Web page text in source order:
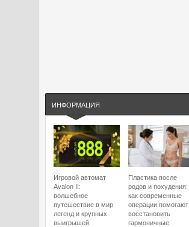
ИНФОРМАЦИЯ
Игровой автомат
Avalon II:
волшебное
путешествие в мир
легенд и крупных
выигрышей
Пластика после
родов и похудения:
как современные
операции помогают
восстановить
гармоничные